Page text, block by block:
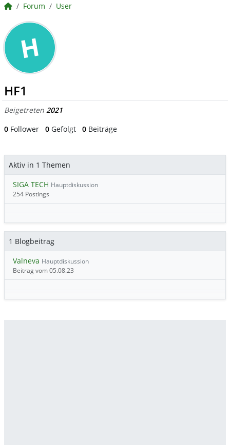
BörsenNEWS.de
Forum User
H
HF1
Beigetreten 2021
0 Follower 0 Gefolgt 0 Beiträge
Aktiv in 1 Themen
SIGA TECH Hauptdiskussion
254 Postings
1 Blogbeitrag
Valneva Hauptdiskussion
Beitrag vom 05.08.23